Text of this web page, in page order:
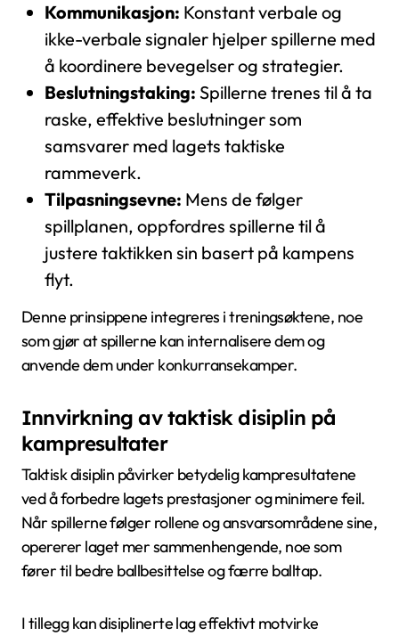
Kommunikasjon: Konstant verbale og
ikke-verbale signaler hjelper spillerne med
å koordinere bevegelser og strategier.
Beslutningstaking: Spillerne trenes til å ta
raske, effektive beslutninger som
samsvarer med lagets taktiske
rammeverk.
Tilpasningsevne: Mens de følger
spillplanen, oppfordres spillerne til å
justere taktikken sin basert på kampens
flyt.
Denne prinsippene integreres i treningsøktene, noe
som gjør at spillerne kan internalisere dem og
anvende dem under konkurransekamper.
Innvirkning av taktisk disiplin på
kampresultater
Taktisk disiplin påvirker betydelig kampresultatene
ved å forbedre lagets prestasjoner og minimere feil.
Når spillerne følger rollene og ansvarsområdene sine,
opererer laget mer sammenhengende, noe som
fører til bedre ballbesittelse og færre balltap.
I tillegg kan disiplinerte lag effektivt motvirke